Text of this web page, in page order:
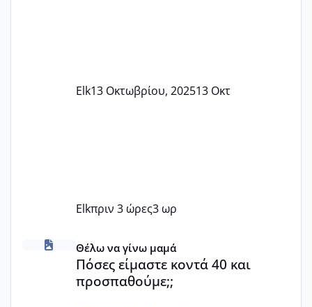
Elk13 Οκτωβρίου, 202513 Οκτ
Elkπριν 3 ώρες3 ωρ
Πόσες είμαστε κοντά 40 και προσπαθούμε;;
Θέλω να γίνω μαμά
Πόσες είμαστε κοντά 40 και
προσπαθούμε;;